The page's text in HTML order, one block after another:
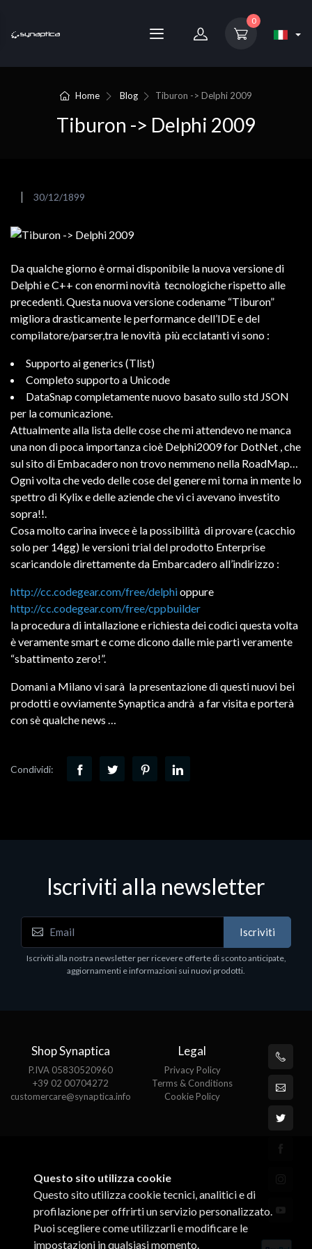
0
Home Blog Tiburon -> Delphi 2009
Tiburon -> Delphi 2009
30/12/1899
Da qualche giorno è ormai disponibile la nuova versione di
Delphi e C++ con enormi novità tecnologiche rispetto alle
precedenti. Questa nuova versione codename “Tiburon”
migliora drasticamente le performance dell’IDE e del
compilatore/parser,tra le novità più ecclatanti vi sono :
Supporto ai generics (Tlist)
Completo supporto a Unicode
DataSnap completamente nuovo basato sullo std JSON
per la comunicazione.
Attualmente alla lista delle cose che mi attendevo ne manca
una non di poca importanza cioè Delphi2009 for DotNet , che
sul sito di Embacadero non trovo nemmeno nella RoadMap…
Ogni volta che vedo delle cose del genere mi torna in mente lo
spettro di Kylix e delle aziende che vi ci avevano investito
sopra!!.
Cosa molto carina invece è la possibilità di provare (cacchio
solo per 14gg) le versioni trial del prodotto Enterprise
scaricandole direttamente da Embarcadero all’indirizzo :
http://cc.codegear.com/free/delphioppure
http://cc.codegear.com/free/cppbuilder
la procedura di intallazione e richiesta dei codici questa volta
è veramente smart e come dicono dalle mie parti veramente
“sbattimento zero!”.
Domani a Milano vi sarà la presentazione di questi nuovi bei
prodotti e ovviamente Synaptica andrà a far visita e porterà
con sè qualche news …
Condividi:
Iscriviti alla newsletter
Iscriviti
Iscriviti alla nostra newsletter per ricevere offerte di sconto anticipate,
aggiornamenti e informazioni sui nuovi prodotti.
Shop Synaptica
P.IVA 05830520960
+39 02 00704272
customercare@synaptica.info
Legal
Privacy Policy
Terms & Conditions
Cookie Policy
Questo sito utilizza cookie
Questo sito utilizza cookie tecnici, analitici e di
profilazione per offrirti un servizio personalizzato.
Puoi scegliere come utilizzarli e modificare le
impostazioni in qualsiasi momento.